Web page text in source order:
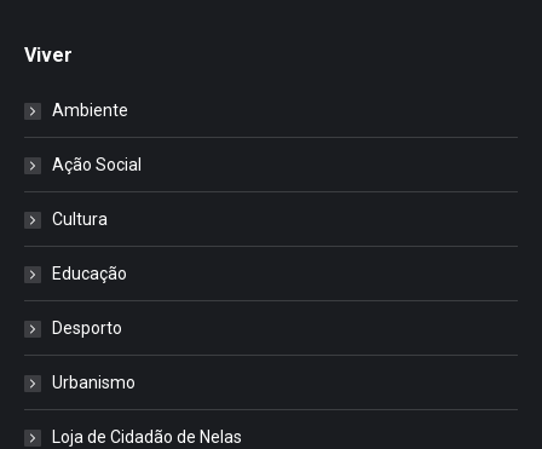
Viver
Ambiente
Ação Social
Cultura
Educação
Desporto
Urbanismo
Loja de Cidadão de Nelas